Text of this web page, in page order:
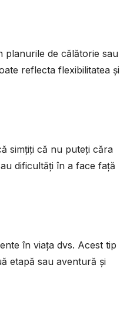
planurile de călătorie sau
reflecta flexibilitatea și
simțiți că nu puteți căra
dificultăți în a face față
în viața dvs. Acest tip
etapă sau aventură și